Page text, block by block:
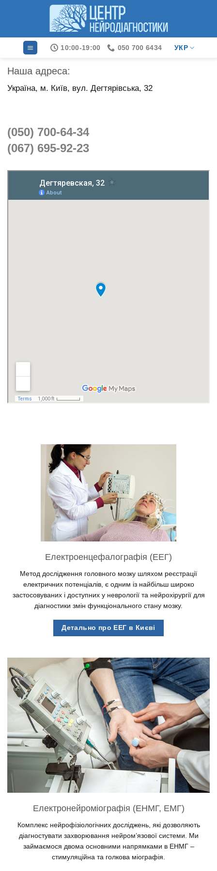
10:00-19:00 050 700 6434 УКР
Наша адреса:
Україна, м. Київ, вул. Дегтярівська, 32
(050) 700-64-34
(067) 695-92-23
Електроенцефалографія (ЕЕГ)
Метод дослідження головного мозку шляхом реєстрації
електричних потенціалів, є одним із найбільш широко
застосовуваних і доступних у неврології та нейрохірургії для
діагностики змін функціонального стану мозку.
Детально про ЕЕГ в Києві
Електронейроміографія (ЕНМГ, ЕМГ)
Комплекс нейрофізіологічних досліджень, які дозволяють
діагностувати захворювання нейром’язової системи. Ми
займаємося двома основними напрямками в ЕНМГ –
стимуляційна та голкова міографія.